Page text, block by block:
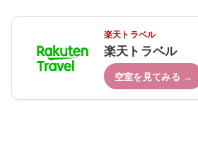
楽天トラベル
楽天トラベル
空室を見てみる →